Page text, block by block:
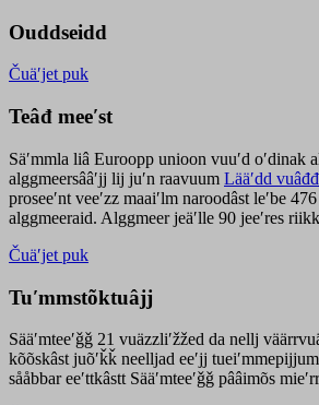
Ouddseidd
Čuäʹjet puk
Teâđ meeʹst
Säʹmmla liâ Euroopp unioon vuuʹd oʹdinak
alggmeersââʹjj lij juʹn raavuum Lääʹdd
proseeʹnt veeʹzz maaiʹlm naroodâst leʹbe
alggmeeraid. Alggmeer jeäʹlle 90 jeeʹres
Čuäʹjet puk
Tuʹmmstõktuâjj
Sääʹmteeʹǧǧ 21 vuäzzliʹžžed da nellj
kõõskâst juõʹǩǩ neelljad eeʹjj
sååbbar eeʹttkâstt Sääʹmteeʹǧǧ pââimõs